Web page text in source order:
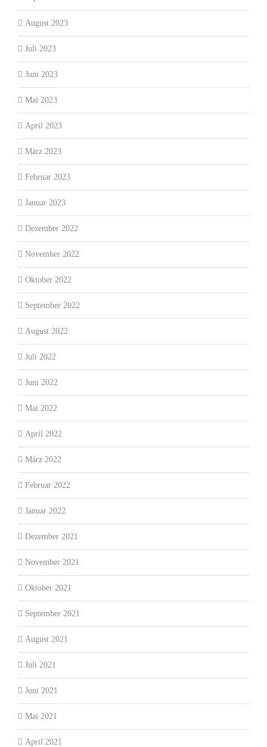
August 2023
Juli 2023
Juni 2023
Mai 2023
April 2023
März 2023
Februar 2023
Januar 2023
Dezember 2022
November 2022
Oktober 2022
September 2022
August 2022
Juli 2022
Juni 2022
Mai 2022
April 2022
März 2022
Februar 2022
Januar 2022
Dezember 2021
November 2021
Oktober 2021
September 2021
August 2021
Juli 2021
Juni 2021
Mai 2021
April 2021